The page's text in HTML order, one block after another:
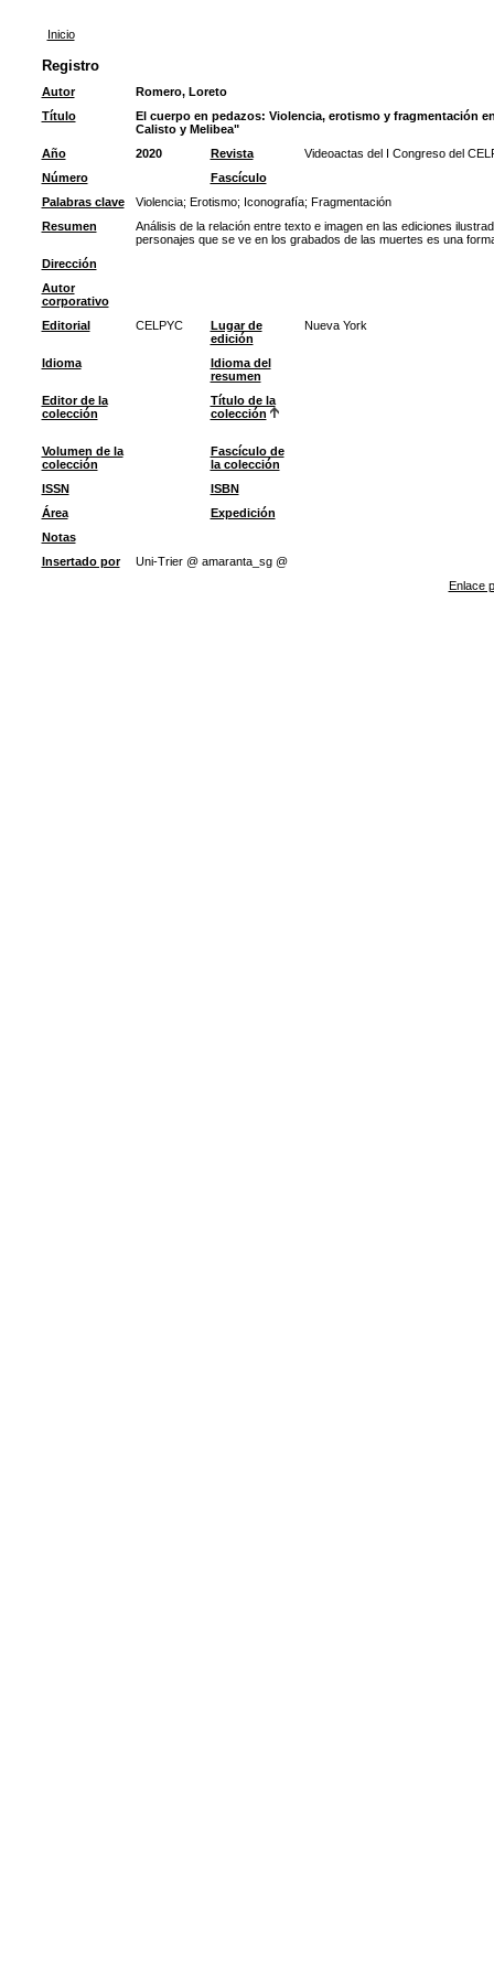
Inicio
Registro
Autor
Romero, Loreto
Título
El cuerpo en pedazos: Violencia, erotismo y fragmentación
Calisto y Melibea"
Año
2020 Revista
Videoactas del I Congreso del
Número
Fascículo
Palabras clave
Violencia; Erotismo; Iconografía; Fragmentación
Resumen
Análisis de la relación entre texto e imagen en las ediciones
personajes que se ve en los grabados de las muertes es una
Dirección
Autor
corporativo
Editorial
CELPYC
Lugar de
edición
Nueva York
Idioma
Idioma del
resumen
Editor de la
colección
Título de la
colección
Volumen de la
colección
Fascículo de
la colección
ISSN
ISBN
Área
Expedición
Notas
Insertado por
Uni-Trier @ amaranta_sg @
Enlace